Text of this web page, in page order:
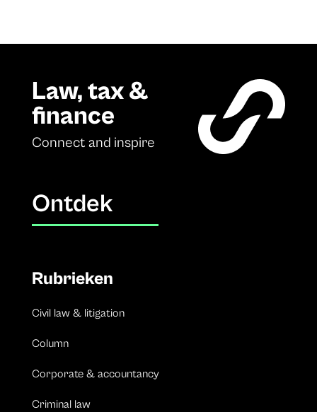
Law, tax &
finance
Connect and inspire
Ontdek
Rubrieken
Civil law & litigation
Column
Corporate & accountancy
Criminal law